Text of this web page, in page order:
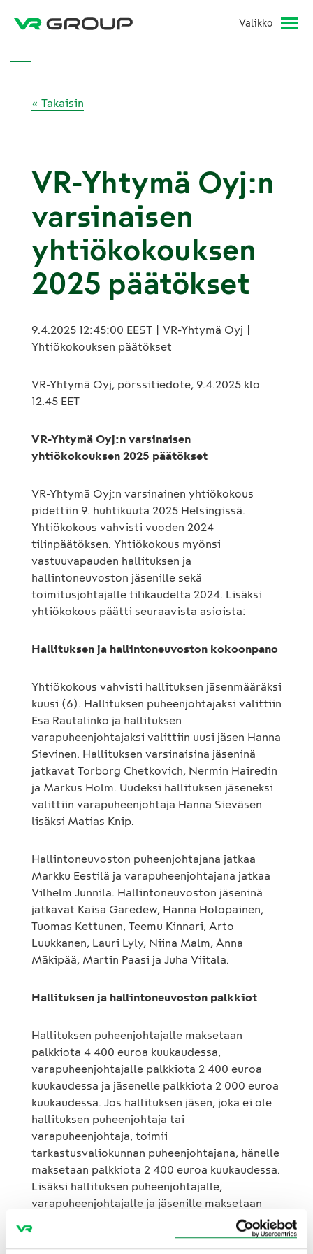
Valikko
« Takaisin
VR-Yhtymä Oyj:n
varsinaisen
yhtiökokouksen
2025 päätökset
9.4.2025 12:45:00 EEST | VR-Yhtymä Oyj |
Yhtiökokouksen päätökset
VR-Yhtymä Oyj, pörssitiedote, 9.4.2025 klo
12.45 EET
VR-Yhtymä Oyj:n varsinaisen
yhtiökokouksen 2025 päätökset
VR-Yhtymä Oyj:n varsinainen yhtiökokous
pidettiin 9. huhtikuuta 2025 Helsingissä.
Yhtiökokous vahvisti vuoden 2024
tilinpäätöksen. Yhtiökokous myönsi
vastuuvapauden hallituksen ja
hallintoneuvoston jäsenille sekä
toimitusjohtajalle tilikaudelta 2024. Lisäksi
yhtiökokous päätti seuraavista asioista:
Hallituksen ja hallintoneuvoston kokoonpano
Yhtiökokous vahvisti hallituksen jäsenmääräksi
kuusi (6). Hallituksen puheenjohtajaksi valittiin
Esa Rautalinko ja hallituksen
varapuheenjohtajaksi valittiin uusi jäsen Hanna
Sievinen. Hallituksen varsinaisina jäseninä
jatkavat Torborg Chetkovich, Nermin Hairedin
ja Markus Holm. Uudeksi hallituksen jäseneksi
valittiin varapuheenjohtaja Hanna Sieväsen
lisäksi Matias Knip.
Hallintoneuvoston puheenjohtajana jatkaa
Markku Eestilä ja varapuheenjohtajana jatkaa
Vilhelm Junnila. Hallintoneuvoston jäseninä
jatkavat Kaisa Garedew, Hanna Holopainen,
Tuomas Kettunen, Teemu Kinnari, Arto
Luukkanen, Lauri Lyly, Niina Malm, Anna
Mäkipää, Martin Paasi ja Juha Viitala.
Hallituksen ja hallintoneuvoston palkkiot
Hallituksen puheenjohtajalle maksetaan
palkkiota 4 400 euroa kuukaudessa,
varapuheenjohtajalle palkkiota 2 400 euroa
kuukaudessa ja jäsenelle palkkiota 2 000 euroa
kuukaudessa. Jos hallituksen jäsen, joka ei ole
hallituksen puheenjohtaja tai
varapuheenjohtaja, toimii
tarkastusvaliokunnan puheenjohtajana, hänelle
maksetaan palkkiota 2 400 euroa kuukaudessa.
Lisäksi hallituksen puheenjohtajalle,
varapuheenjohtajalle ja jäsenille maksetaan
hallituksen ja sen valiokuntien kokoukselta. Jos